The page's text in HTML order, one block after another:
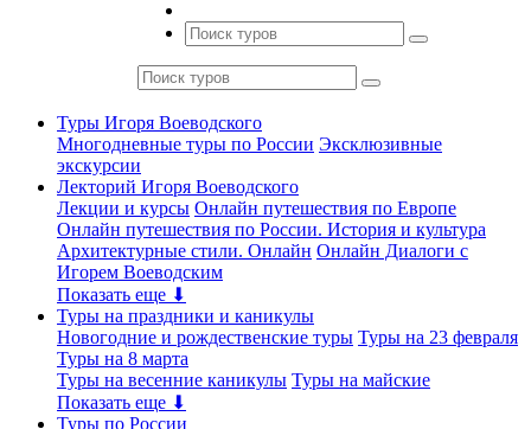
Туры Игоря Воеводского
Многодневные туры по России Эксклюзивные
экскурсии
Лекторий Игоря Воеводского
Лекции и курсы Онлайн путешествия по Европе
Онлайн путешествия по России. История и культура
Архитектурные стили. Онлайн Онлайн Диалоги с
Игорем Воеводским
Показать еще ⬇
Туры на праздники и каникулы
Новогодние и рождественские туры Туры на 23 февраля
Туры на 8 марта
Туры на весенние каникулы Туры на майские
Показать еще ⬇
Туры по России